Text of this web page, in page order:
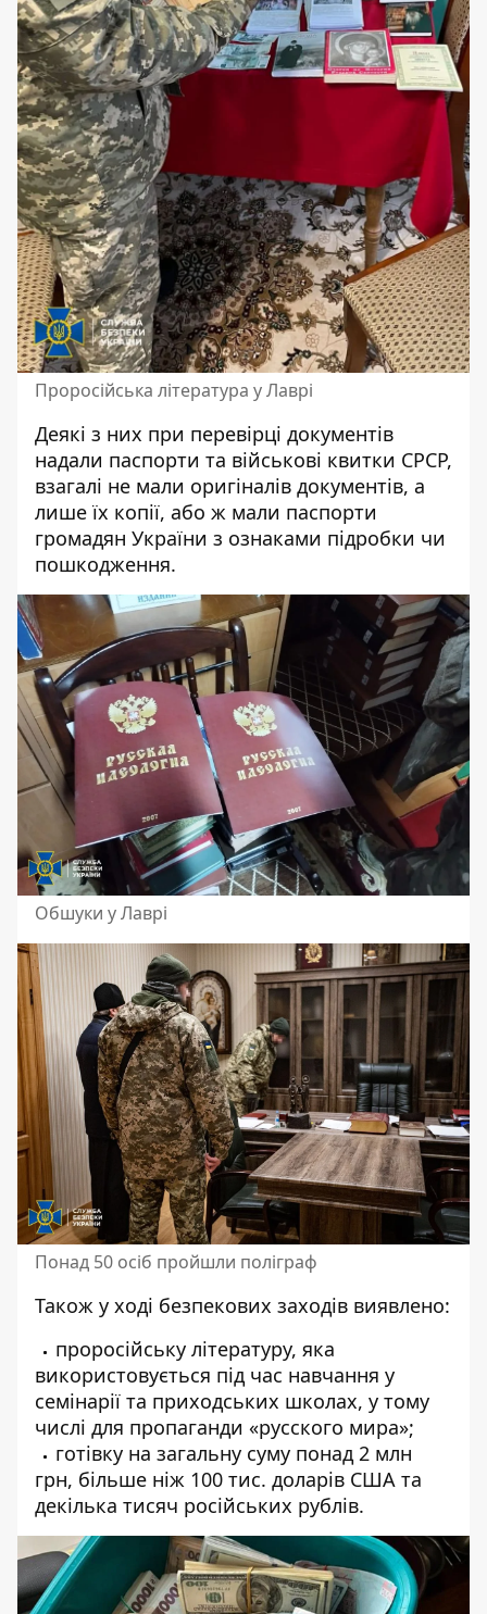
Проросійська література у Лаврі
Деякі з них при перевірці документів
надали паспорти та військові квитки СРСР,
взагалі не мали оригіналів документів, а
лише їх копії, або ж мали паспорти
громадян України з ознаками підробки чи
пошкодження.
Обшуки у Лаврі
Понад 50 осіб пройшли поліграф
Також у ході безпекових заходів виявлено:
проросійську літературу, яка
використовується під час навчання у
семінарії та приходських школах, у тому
числі для пропаганди «русского мира»;
готівку на загальну суму понад 2 млн
грн, більше ніж 100 тис. доларів США та
декілька тисяч російських рублів.